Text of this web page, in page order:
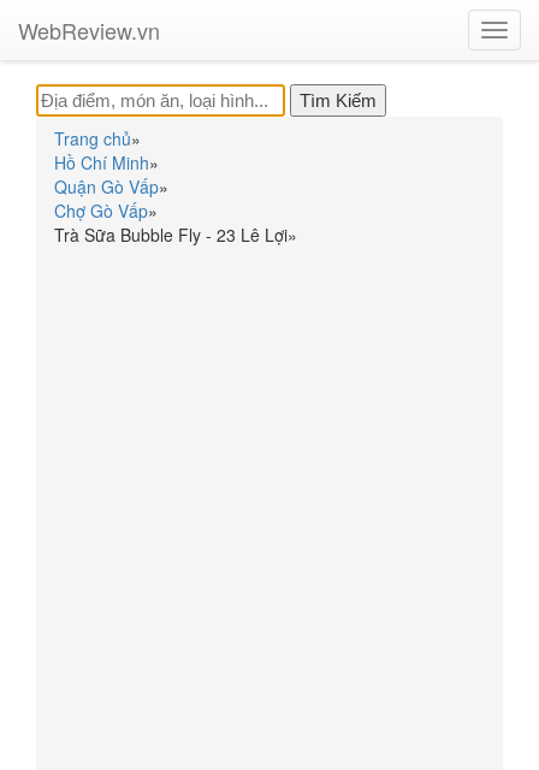
WebReview.vn
Trang chủ»
Hồ Chí Minh»
Quận Gò Vấp»
Chợ Gò Vấp»
Trà Sữa Bubble Fly - 23 Lê Lợi»